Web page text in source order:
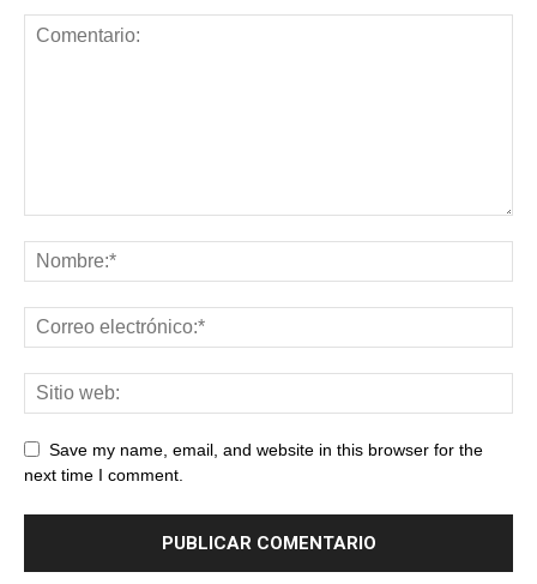
Save my name, email, and website in this browser for the
next time I comment.